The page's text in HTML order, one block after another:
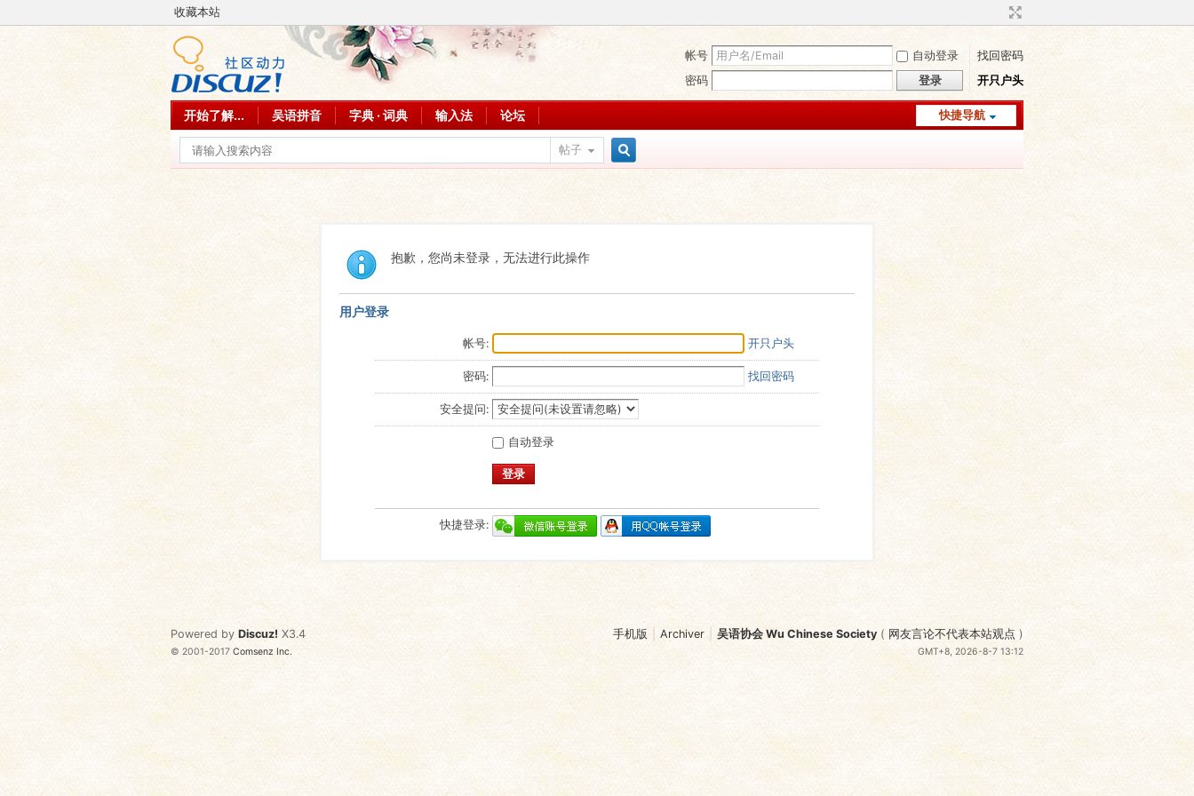
收藏本站
帐号 自动登录
找回密码
密码
登录 开只户头
快捷导航
开始了解... 吴语拼音 字典 · 词典 输入法 论坛
帖子
抱歉，您尚未登录，无法进行此操作
用户登录
帐号: 开只户头
密码: 找回密码
安全提问:
自动登录
登录
快捷登录:
手机版 Archiver 吴语协会 Wu Chinese Society ( 网友言论不代表本站观点 )
GMT+8, 2026-8-7 13:12
Powered by Discuz! X3.4
© 2001-2017Comsenz Inc.